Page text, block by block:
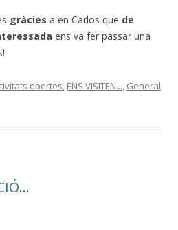
gràcies a en Carlos que de
ens va fer passar una
obertes, ENS VISITEN..., General